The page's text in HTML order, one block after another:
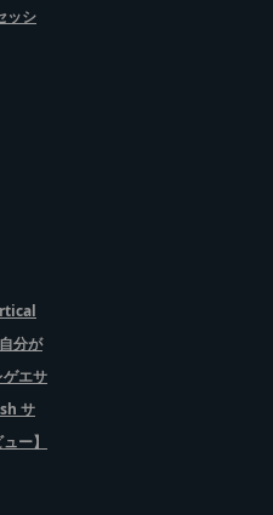
ッシ
分が
エサ
サ
ー】